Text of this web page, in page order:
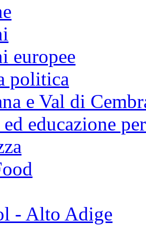
europee
politica
e Val di
educazione
- Alto Adige